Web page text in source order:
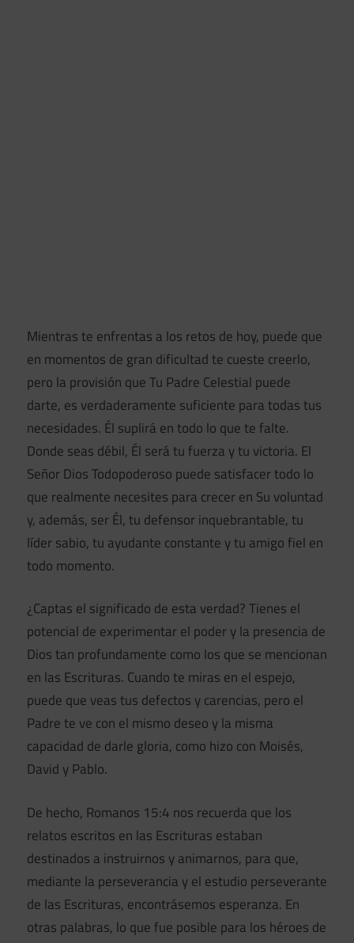
Mientras te enfrentas a los retos de hoy, puede que
en momentos de gran dificultad te cueste creerlo,
pero la provisión que Tu Padre Celestial puede
darte, es verdaderamente suficiente para todas tus
necesidades. Él suplirá en todo lo que te falte.
Donde seas débil, Él será tu fuerza y tu victoria. El
Señor Dios Todopoderoso puede satisfacer todo lo
que realmente necesites para crecer en Su voluntad
y, además, ser Él, tu defensor inquebrantable, tu
líder sabio, tu ayudante constante y tu amigo fiel en
todo momento.
¿Captas el significado de esta verdad? Tienes el
potencial de experimentar el poder y la presencia de
Dios tan profundamente como los que se mencionan
en las Escrituras. Cuando te miras en el espejo,
puede que veas tus defectos y carencias, pero el
Padre te ve con el mismo deseo y la misma
capacidad de darle gloria, como hizo con Moisés,
David y Pablo.
De hecho, Romanos 15:4 nos recuerda que los
relatos escritos en las Escrituras estaban
destinados a instruirnos y animarnos, para que,
mediante la perseverancia y el estudio perseverante
de las Escrituras, encontrásemos esperanza. En
otras palabras, lo que fue posible para los héroes de